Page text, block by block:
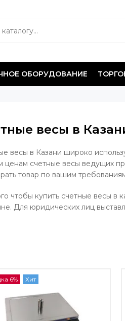
ОБОРУДОВАНИЕ
весы в
весы в Казани широко
ценам счетные весы ведущих
товар по вашим
чтобы купить счетные весы в
Для юридических лиц
6% Хит